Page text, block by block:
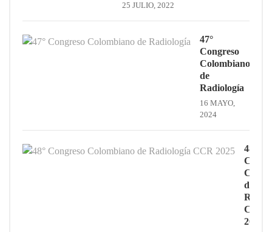
25 JULIO, 2022
47°
Congreso
Colombiano
de
Radiología
16 MAYO,
2024
48°
de
CCR
2025